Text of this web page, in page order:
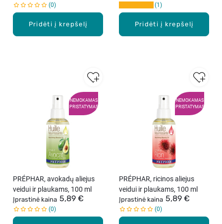
Pridėti į krepšelį
0
Pridėti į krepšelį
1
NEMOKAMAS
PRISTATYMAS
PRÉPHAR, avokadų aliejus
veidui ir plaukams, 100 ml
Įprastinė kaina 5,89 €
0
NEMOKAMAS
PRISTATYMAS
PRÉPHAR, ricinos aliejus
veidui ir plaukams, 100 ml
Įprastinė kaina 5,89 €
0